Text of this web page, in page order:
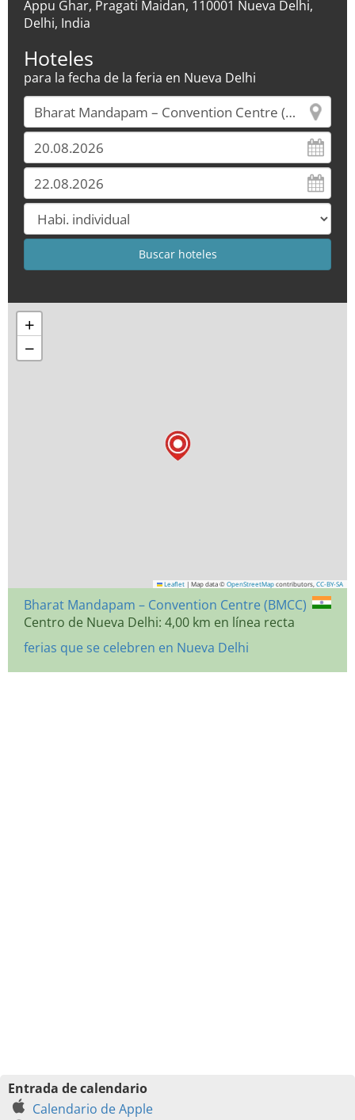
Appu Ghar, Pragati Maidan, 110001 Nueva Delhi,
Delhi, India
Hoteles
para la fecha de la feria en Nueva Delhi
+
−
Leaflet | Map data © OpenStreetMap contributors, CC-BY-SA
Bharat Mandapam – Convention Centre (BMCC)
Centro de Nueva Delhi: 4,00 km en línea recta
ferias que se celebren en Nueva Delhi
Entrada de calendario
Calendario de Apple